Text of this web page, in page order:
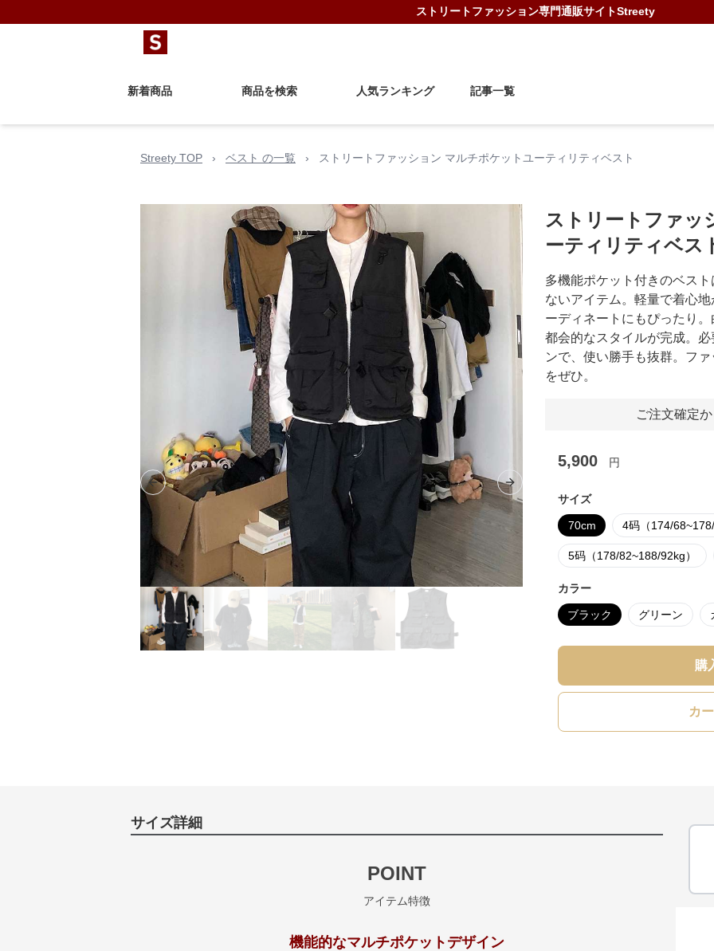
ストリートファッション専門通販サイトStreety
新着商品 商品を検索 人気ランキング 記事一覧
Streety TOP › ベスト の一覧 › ストリートファッション マルチポケットユーティリティベスト
Previous slide Next slide
ストリートファッ
ーティリティベス
多機能ポケット付きのベス
ないアイテム。軽量で着心
ーディネートにもぴったり
都会的なスタイルが完成。
ンで、使い勝手も抜群。フ
をぜひ。
ご注文確定
5,900 円
サイズ
70cm 4码（174/68~178/
5码（178/82~188/92kg）
カラー
ブラック グリーン
購
カ
サイズ詳細
POINT
アイテム特徴
機能的なマルチポケットデザイン